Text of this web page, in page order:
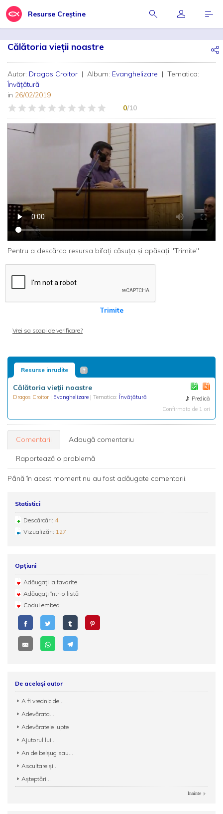
Resurse Creștine
Călătoria vieții noastre
Autor: Dragos Croitor | Album: Evanghelizare | Tematica:
Învățătură
in 26/02/2019
0/10
Pentru a descărca resursa bifați căsuța și apăsați "Trimite"
Trimite
Vrei sa scapi de verificare?
Resurse inrudite
Călătoria vieții noastre
Dragos Croitor | Evanghelizare | Tematica: Învățătură
Predică
Confirmata de 1 ori
Comentarii Adaugă comentariu
Raportează o problemă
Până în acest moment nu au fost adăugate comentarii.
Statistici
Descărcări: 4
Vizualizări: 127
Opțiuni
Adăugați la favorite
Adăugați într-o listă
Codul embed
De același autor
A fi vrednic de...
Adevărata...
Adevăratele lupte
Ajutorul lui...
An de belșug sau...
Ascultare și...
Așteptări...
Inainte